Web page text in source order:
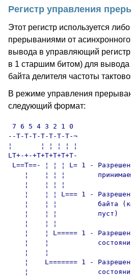
Регистр управления
Этот регистр используется
прерываниями от
вывода в управляющий
в 1 старшим битом) для вывода
байта делителя частоты
В режиме управления
следующий формат:
7 6 5 4 3 2 1 0
--T-T-T-T-T-T-T-¬
¦       ¦ ¦ ¦ ¦ ¦
LT+-+-+T+T+T+T+T-
L==T==- ¦ ¦ ¦ L= 1 -
¦    ¦ ¦ ¦
    ¦    ¦ ¦ ¦
¦    ¦ ¦ L=== 1 -
¦    ¦ ¦          байта
    ¦    ¦ ¦          пуст)
    ¦    ¦ ¦
¦    ¦ L===== 1 -
¦    ¦
    ¦    ¦
¦    L======= 1 -
¦